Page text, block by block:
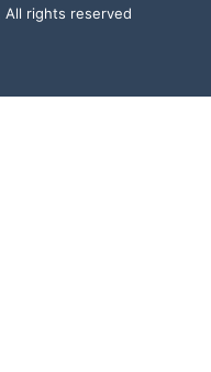
All rights reserved